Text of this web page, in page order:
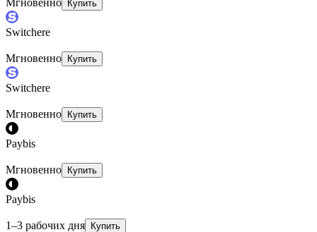
Купить
Switchere
Мгновенно Купить
Switchere
Мгновенно Купить
Paybis
Мгновенно Купить
Paybis
1–3 рабочих дня Купить